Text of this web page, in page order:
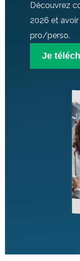
Découvrez
2026 et
pro/perso.
Je